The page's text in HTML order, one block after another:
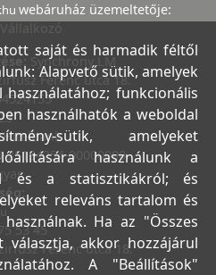
webáruház üzemeltetője:
Synchrony LM
Ferenc utca 18.
Hitelbank
25154254-00000000
53 45
Ferenc utca 18.
saját és harmadik féltől
Alapvető sütik, amelyek
funkcionális
használhatók a weboldal
sütik, amelyeket
használunk a
és a statisztikákról; és
releváns tartalom és
Ha az "Összes
választja, akkor hozzájárul
A "Beállítások"